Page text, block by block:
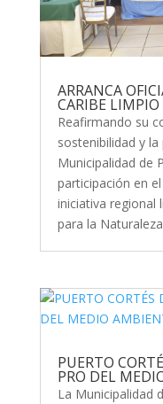
ARRANCA
CARIBE LIMPIO
Reafirmando su
sostenibilidad y
Municipalidad de
participación en
iniciativa regional
para la
PUERTO
PRO DEL
La Municipalidad